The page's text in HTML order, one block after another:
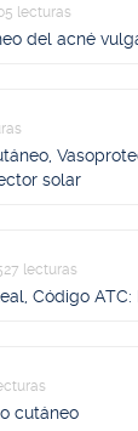
lecturas
del acné
solar
lecturas
Código ATC:
cutáneo